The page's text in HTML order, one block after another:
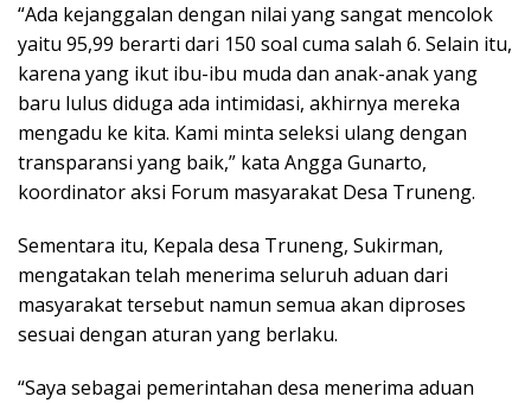
“Ada kejanggalan dengan nilai yang sangat mencolok
yaitu 95,99 berarti dari 150 soal cuma salah 6. Selain itu,
karena yang ikut ibu-ibu muda dan anak-anak yang
baru lulus diduga ada intimidasi, akhirnya mereka
mengadu ke kita. Kami minta seleksi ulang dengan
transparansi yang baik,” kata Angga Gunarto,
koordinator aksi Forum masyarakat Desa Truneng.
Sementara itu, Kepala desa Truneng, Sukirman,
mengatakan telah menerima seluruh aduan dari
masyarakat tersebut namun semua akan diproses
sesuai dengan aturan yang berlaku.
“Saya sebagai pemerintahan desa menerima aduan